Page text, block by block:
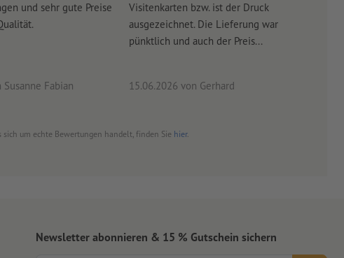
und sehr gute Preise
Susanne Fabian
Visitenkarten bzw. ist der Druck
ausgezeichnet. Die Lieferung war
pünktlich und auch der Preis...
15.06.2026 von Gerhard
um echte Bewertungen handelt, finden Sie hier.
Newsletter abonnieren & 15 % Gutschein sichern